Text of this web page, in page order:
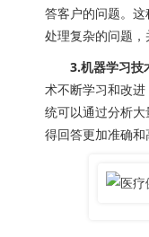
答客户的问题。
处理复杂的问题，
3.机器学习技
术不断学习和改
统可以通过分析
得回答更加准确和